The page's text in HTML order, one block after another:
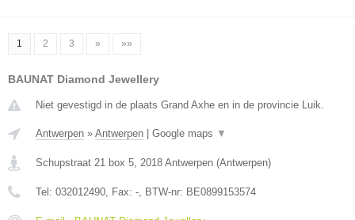
1 2 3 » »»
BAUNAT Diamond Jewellery
Niet gevestigd in de plaats Grand Axhe en in de provincie Luik.
Antwerpen » Antwerpen Google maps ▼
Schupstraat 21 box 5, 2018 Antwerpen (Antwerpen)
Tel: 032012490, Fax: -, BTW-nr: BE0899153574